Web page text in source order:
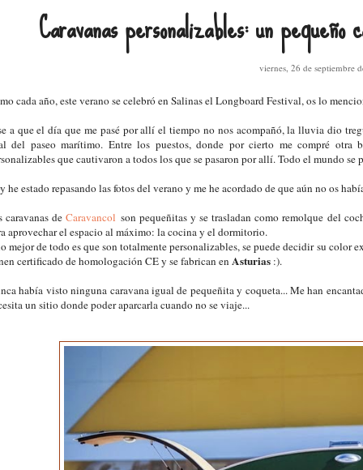
Caravanas personalizables: un
viernes, 26 de septiembre
cada año, este verano se celebró en Salinas el Longboard Festival, os lo
a que el día que me pasé por allí el tiempo no nos acompañó, la lluvia dio
del paseo marítimo. Entre los puestos, donde por cierto me compré otra
que cautivaron a todos los que se pasaron por allí. Todo el mundo se
he estado repasando las fotos del verano y me he acordado de que aún no os
caravanas deCaravancol son pequeñitas y se trasladan como remolque del
aprovechar el espacio al máximo: la cocina y el dormitorio.
mejor de todo es que son totalmente personalizables, se puede decidir su color
certificado de homologación CE y se fabrican en Asturias :).
había visto ninguna caravana igual de pequeñita y coqueta... Me han
un sitio donde poder aparcarla cuando no se viaje...